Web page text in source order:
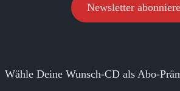
Newsletter
Wähle Deine Wunsch-CD als Abo-